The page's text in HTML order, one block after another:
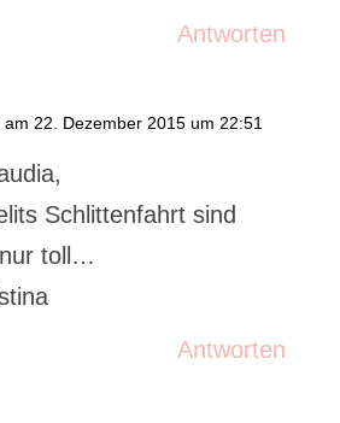
Antworten
am 22. Dezember 2015 um 22:51
Schlittenfahrt sind
toll…
Antworten